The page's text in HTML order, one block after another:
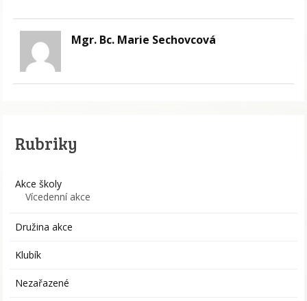
Mgr. Bc. Marie Sechovcová
Rubriky
Akce školy
Vícedenní akce
Družina akce
Klubík
Nezařazené